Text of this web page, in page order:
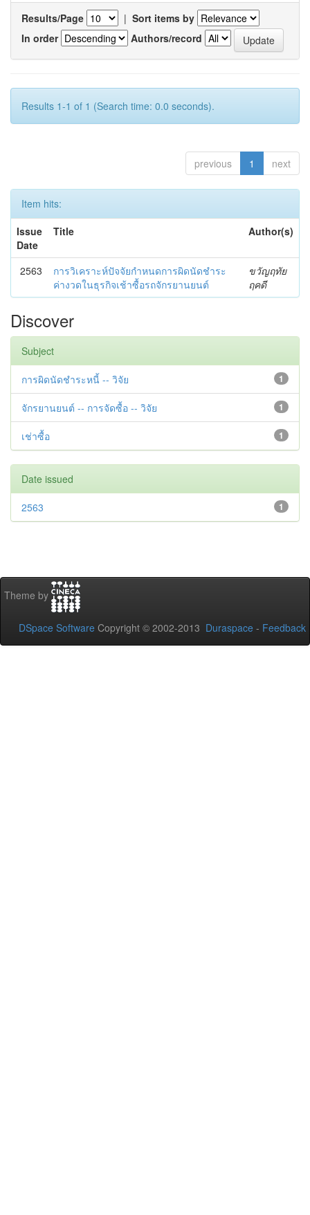
Results/Page | Sort items by
In order
Authors/record
Results 1-1 of 1 (Search time: 0.0 seconds).
previous 1 next
Item hits:
Issue
Date
Title Author(s)
2563
การวิเคราะห์ปัจจัยกำหนดการผิดนัดชำระ
ค่างวดในธุรกิจเช้าซื้อรถจักรยานยนต์
ขวัญฤทัย
ฤคดี
Discover
Subject
1
การผิดนัดชำระหนี้ -- วิจัย
1
จักรยานยนต์ -- การจัดซื้อ -- วิจัย
1
เช่าซื้อ
Date issued
1
2563
Theme by
DSpace Software Copyright © 2002-2013 Duraspace - Feedback